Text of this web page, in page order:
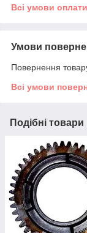
Всі умови оплати
Умови
Повернення
Всі умови
Подібні товари